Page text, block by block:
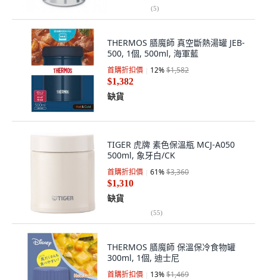
(5)
THERMOS 膳魔師 真空斷熱湯罐 JEB-
500, 1個, 500ml, 海軍藍
首購折扣價 12%$1,582
$1,382
缺貨
TIGER 虎牌 素色保溫瓶 MCJ-A050
500ml, 象牙白/CK
首購折扣價 61%$3,360
$1,310
缺貨
(55)
THERMOS 膳魔師 保溫保冷食物罐
300ml, 1個, 迪士尼
首購折扣價 13%$1,469